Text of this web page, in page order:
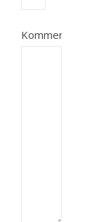
Kommentar